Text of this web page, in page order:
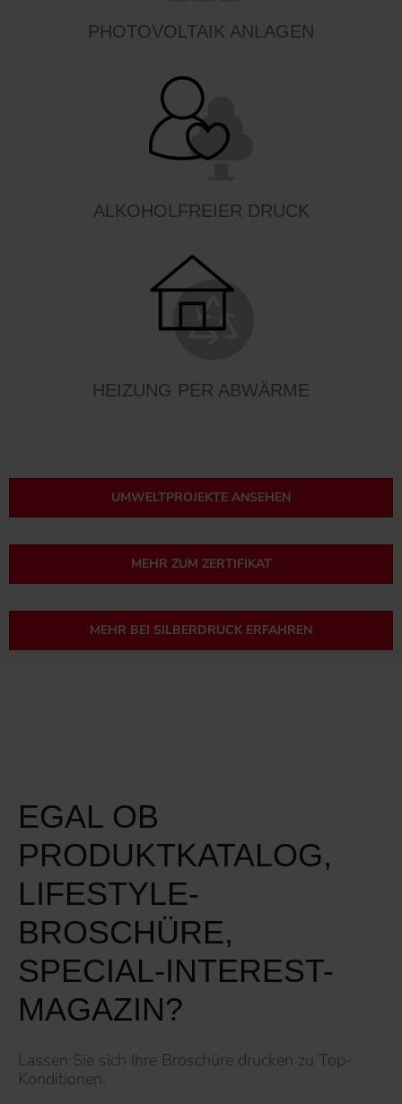
PHOTOVOLTAIK ANLAGEN
ALKOHOLFREIER DRUCK
HEIZUNG PER ABWÄRME
UMWELTPROJEKTE ANSEHEN
MEHR ZUM ZERTIFIKAT
MEHR BEI SILBERDRUCK ERFAHREN
EGAL OB
PRODUKTKATALOG,
LIFESTYLE-
BROSCHÜRE,
SPECIAL-INTEREST-
MAGAZIN?
Lassen Sie sich Ihre Broschüre drucken zu Top-
Konditionen.